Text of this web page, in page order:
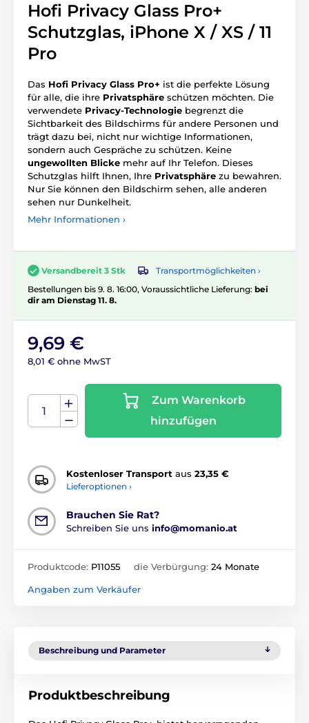
Hofi Privacy Glass Pro+
Schutzglas, iPhone X / XS / 11
Pro
Das Hofi Privacy Glass Pro+ ist die perfekte Lösung
für alle, die ihre Privatsphäre schützen möchten. Die
verwendete Privacy-Technologie begrenzt die
Sichtbarkeit des Bildschirms für andere Personen und
trägt dazu bei, nicht nur wichtige Informationen,
sondern auch Gespräche zu schützen. Keine
ungewollten Blicke mehr auf Ihr Telefon. Dieses
Schutzglas hilft Ihnen, Ihre Privatsphäre zu bewahren.
Nur Sie können den Bildschirm sehen, alle anderen
sehen nur Dunkelheit.
Mehr Informationen ›
Versandbereit 3 Stk
Transportmöglichkeiten ›
Bestellungen bis 9. 8. 16:00, Voraussichtliche Lieferung: bei
dir am Dienstag 11. 8.
9,69 €
8,01 € ohne MwST
Zum Warenkorb
hinzufügen
Kostenloser Transport aus 23,35 €
Lieferoptionen ›
Brauchen Sie Rat?
Schreiben Sie uns info@momanio.at
Produktcode: P11055 die Verbürgung: 24 Monate
Angaben zum Verkäufer
Beschreibung und Parameter
Produktbeschreibung